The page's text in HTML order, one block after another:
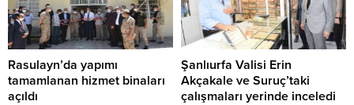
Rasulayn’da yapımı
tamamlanan hizmet binaları
açıldı
Şanlıurfa Valisi Erin
Akçakale ve Suruç’taki
çalışmaları yerinde inceledi